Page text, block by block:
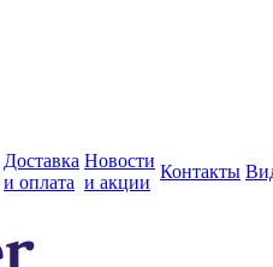
Доставка
и оплата
Новости
и акции
Контакты